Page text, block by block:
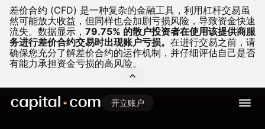
差价合约 (CFD) 是一种复杂的金融工具，利用杠杆交易虽
然可能放大收益，但同样也会加剧亏损风险，导致资金快速
流失。 数据显示， 79.75% 的散户投资者在使用该提供商服
务进行差价合约交易时出现账户亏损。 在进行交易之前，请
确保您充分了解差价合约的运作机制，并仔细评估自己是否
有能力承担资金亏损的高风险。
开立账户